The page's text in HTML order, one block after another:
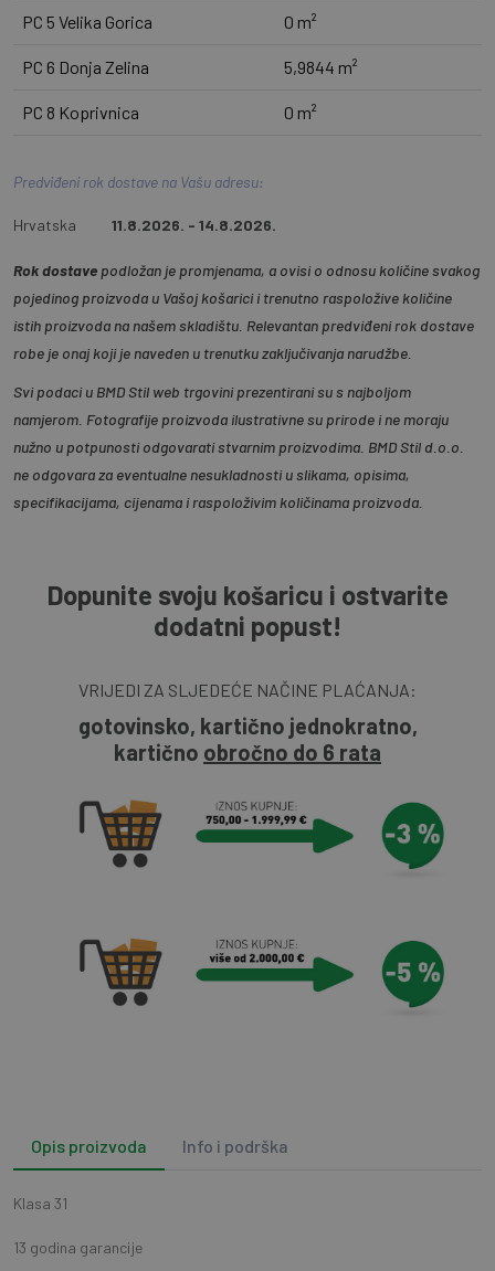
PC 5 Velika Gorica 0 m²
PC 6 Donja Zelina 5,9844 m²
PC 8 Koprivnica 0 m²
Predviđeni rok dostave na Vašu adresu:
Hrvatska 11.8.2026. - 14.8.2026.
Rok dostave podložan je promjenama, a ovisi o odnosu količine svakog
pojedinog proizvoda u Vašoj košarici i trenutno raspoložive količine
istih proizvoda na našem skladištu. Relevantan predviđeni rok dostave
robe je onaj koji je naveden u trenutku zaključivanja narudžbe.
Svi podaci u BMD Stil web trgovini prezentirani su s najboljom
namjerom. Fotografije proizvoda ilustrativne su prirode i ne moraju
nužno u potpunosti odgovarati stvarnim proizvodima. BMD Stil d.o.o.
ne odgovara za eventualne nesukladnosti u slikama, opisima,
specifikacijama, cijenama i raspoloživim količinama proizvoda.
Dopunite svoju košaricu i ostvarite
dodatni popust!
VRIJEDI ZA SLJEDEĆE NAČINE PLAĆANJA:
gotovinsko, kartično jednokratno,
kartično obročno do 6 rata
Opis proizvoda Info i podrška
Klasa 31
13 godina garancije